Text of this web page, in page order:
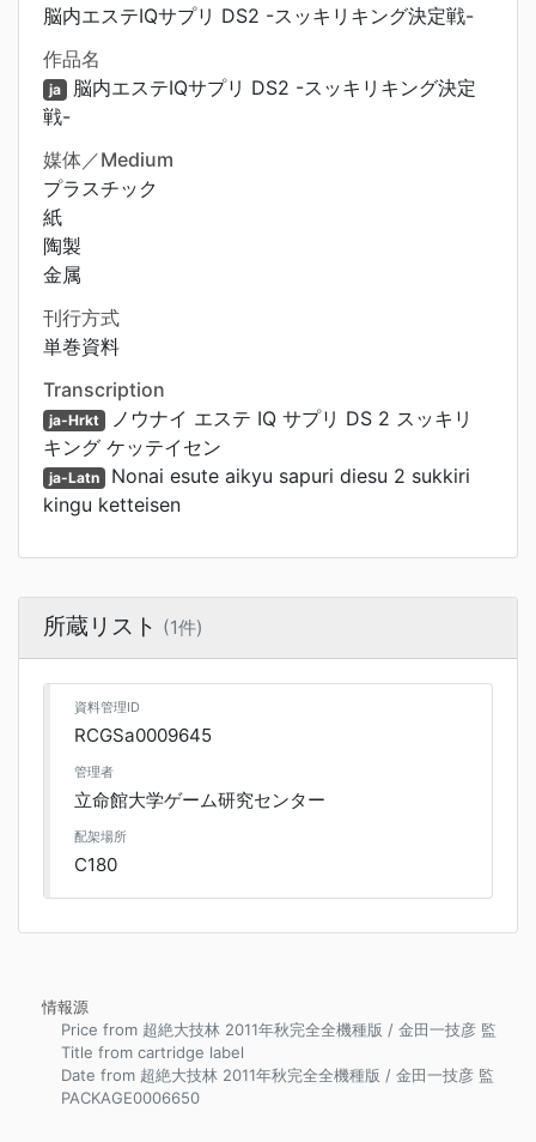
脳内エステIQサプリ DS2 -スッキリキング決定戦-
作品名
ja 脳内エステIQサプリ DS2 -スッキリキング決定
戦-
媒体／Medium
プラスチック
紙
陶製
金属
刊行方式
単巻資料
Transcription
ja-Hrkt ノウナイ エステ IQ サプリ DS 2 スッキリ
キング ケッテイセン
ja-Latn Nonai esute aikyu sapuri diesu 2 sukkiri
kingu ketteisen
所蔵リスト (1件)
資料管理ID
RCGSa0009645
管理者
立命館大学ゲーム研究センター
配架場所
C180
情報源
Price from 超絶大技林 2011年秋完全全機種版 / 金田一技彦 監
Title from cartridge label
Date from 超絶大技林 2011年秋完全全機種版 / 金田一技彦 監
PACKAGE0006650